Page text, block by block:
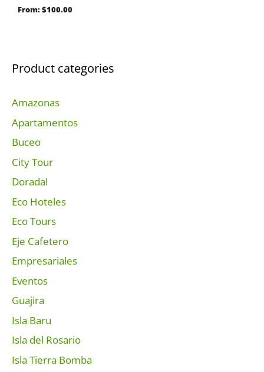
From:$100.00
Product categories
Amazonas
Apartamentos
Buceo
City Tour
Doradal
Eco Hoteles
Eco Tours
Eje Cafetero
Empresariales
Eventos
Guajira
Isla Baru
Isla del Rosario
Isla Tierra Bomba